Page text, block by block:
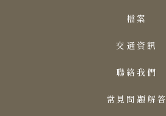
檔案
交通資訊
聯絡我們
常見問題解答